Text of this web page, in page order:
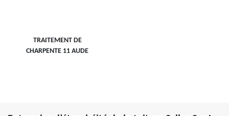
TRAITEMENT DE
CHARPENTE 11 AUDE